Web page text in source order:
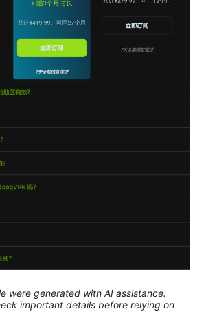
were generated with AI assistance.
important details before relying on